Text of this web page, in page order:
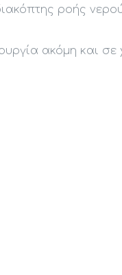
ροής
ακόμη και